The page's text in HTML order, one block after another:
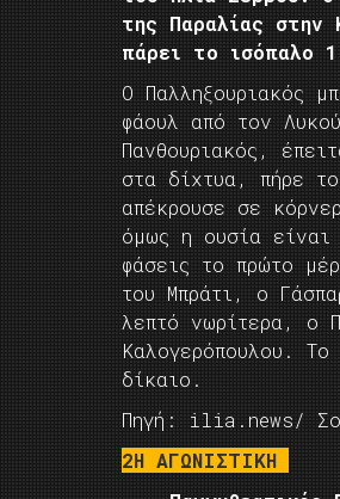
της Παραλίας στην
πάρει το ισόπαλο
Ο Παλληξουριακός
φάουλ από τον
Πανθουριακός,
στα δίχτυα, πήρε
απέκρουσε σε
όμως η ουσία είναι
φάσεις το πρώτο
του Μπράτι, ο
λεπτό νωρίτερα, ο
Καλογερόπουλου.
δίκαιο.
Πηγή: ilia.news/
2Η ΑΓΩΝΙΣΤΙΚΗ